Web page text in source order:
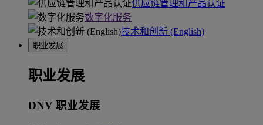
供应链管理和产品认证
数字化服务
技术和创新 (English)
职业发展
职业发展
DNV 职业发展